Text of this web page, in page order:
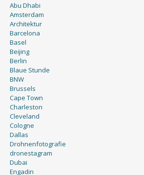
Abu Dhabi
Amsterdam
Architektur
Barcelona
Basel
Beijing
Berlin
Blaue Stunde
BNW
Brussels
Cape Town
Charleston
Cleveland
Cologne
Dallas
Drohnenfotografie
dronestagram
Dubai
Engadin